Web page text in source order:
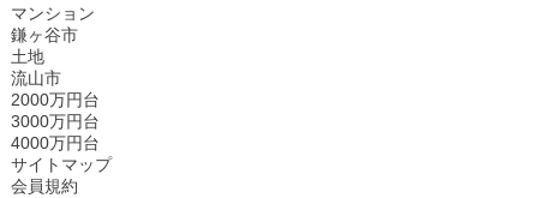
マンション
鎌ヶ谷市
土地
流山市
2000万円台
3000万円台
4000万円台
サイトマップ
会員規約